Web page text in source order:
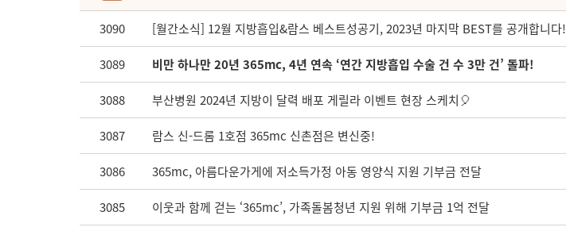
3090 [월간소식] 12월 지방흡입&람스 베스트성공기, 2023년 마지막 BEST를 공개합니다!
3089 비만 하나만 20년 365mc, 4년 연속 ‘연간 지방흡입 수술 건 수 3만 건’ 돌파!
3088 부산병원 2024년 지방이 달력 배포 게릴라 이벤트 현장 스케치🎈
3087 람스 신-드롬 1호점 365mc 신촌점은 변신중!
3086 365mc, 아름다운가게에 저소득가정 아동 영양식 지원 기부금 전달
3085 이웃과 함께 걷는 ‘365mc’, 가족돌봄청년 지원 위해 기부금 1억 전달